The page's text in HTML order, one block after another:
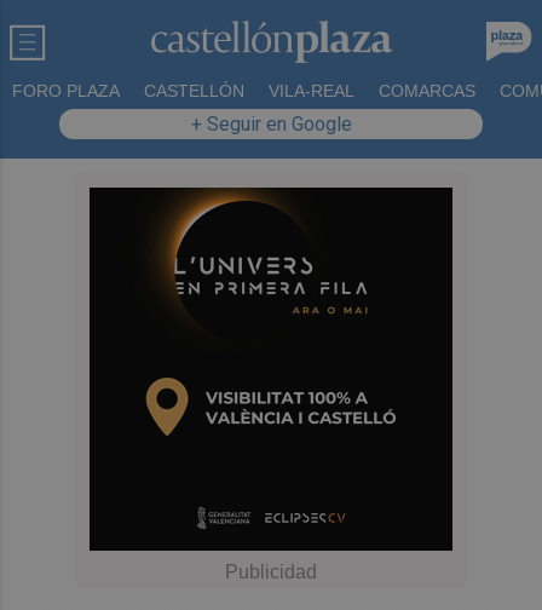
FORO PLAZA CASTELLÓN VILA-REAL COMARCAS
+ Seguir en Google